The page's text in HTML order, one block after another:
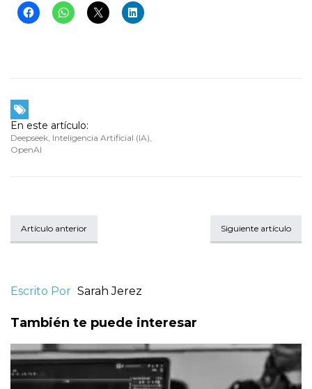
En este artículo:
Deepseek, Inteligencia Artificial (IA),
OpenAI
Artículo anterior Siguiente artículo
Escrito Por Sarah Jerez
También te puede interesar